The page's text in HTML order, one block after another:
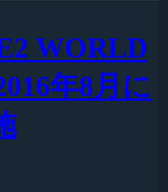
WORLD
年8月に